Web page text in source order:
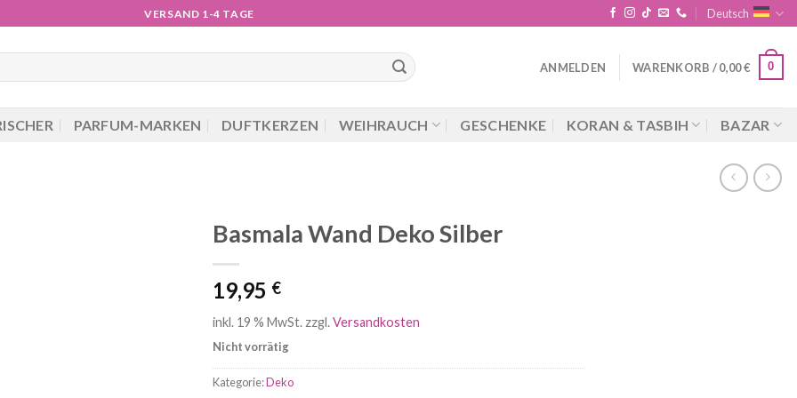
VERSAND 1-4 TAGE Deutsch
ANMELDEN WARENKORB /0,00€ 0
PARFUM-MARKEN DUFTKERZEN WEIHRAUCH GESCHENKE KORAN & TASBIH BAZAR
Basmala Wand Deko Silber
19,95 €
inkl. 19 % MwSt. zzgl.Versandkosten
Nicht vorrätig
Kategorie:Deko